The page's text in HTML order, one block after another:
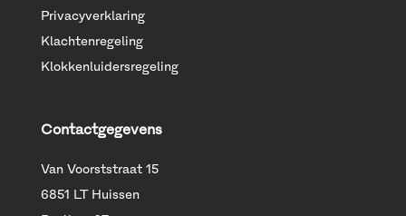
Privacyverklaring
Klachtenregeling
Klokkenluidersregeling
Contactgegevens
Van Voorststraat 15
6851 LT Huissen